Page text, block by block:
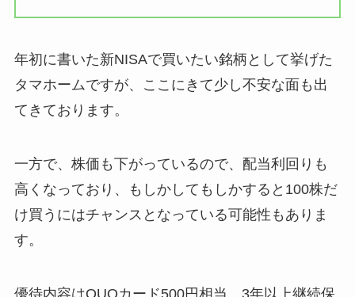
年初に書いた新NISAで買いたい銘柄として挙げた
タマホームですが、ここにきて少し不安な面も出
てきております。
一方で、株価も下がっているので、配当利回りも
高くなっており、もしかしてもしかすると100株だ
け買うにはチャンスとなっている可能性もありま
す。
優待内容はQUOカード500円相当、3年以上継続保